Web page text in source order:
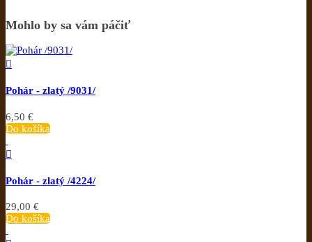
Mohlo by sa vám páčiť

Pohár - zlatý /9031/
6,50 €
Do košíka

Pohár - zlatý /4224/
29,00 €
Do košíka